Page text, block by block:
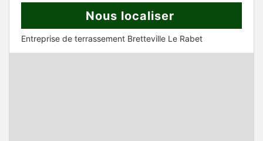
Nous localiser
Entreprise de terrassement Bretteville Le Rabet